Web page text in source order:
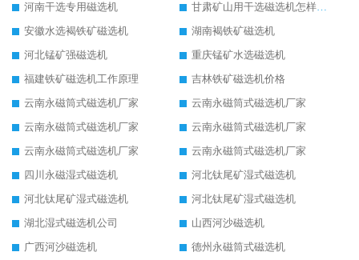
河南干选专用磁选机
甘肃矿山用干选磁选机怎样调磁
安徽水选褐铁矿磁选机
湖南褐铁矿磁选机
河北锰矿强磁选机
重庆锰矿水选磁选机
福建铁矿磁选机工作原理
吉林铁矿磁选机价格
云南永磁筒式磁选机厂家
云南永磁筒式磁选机厂家
云南永磁筒式磁选机厂家
云南永磁筒式磁选机厂家
云南永磁筒式磁选机厂家
云南永磁筒式磁选机厂家
四川永磁湿式磁选机
河北钛尾矿湿式磁选机
河北钛尾矿湿式磁选机
河北钛尾矿湿式磁选机
湖北湿式磁选机公司
山西河沙磁选机
广西河沙磁选机
德州永磁筒式磁选机